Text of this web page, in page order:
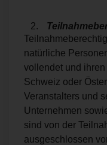
natürliche
vollendet und
Schweiz oder
Veranstalters und
Unternehmen
sind von der
ausgeschlossen